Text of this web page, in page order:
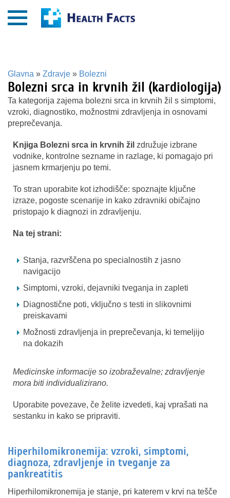
Glavna » Zdravje » Bolezni
Bolezni srca in krvnih žil (kardiologija)
Ta kategorija zajema bolezni srca in krvnih žil s simptomi,
vzroki, diagnostiko, možnostmi zdravljenja in osnovami
preprečevanja.
Knjiga Bolezni srca in krvnih žil združuje izbrane
vodnike, kontrolne sezname in razlage, ki pomagajo pri
jasnem krmarjenju po temi.
To stran uporabite kot izhodišče: spoznajte ključne
izraze, pogoste scenarije in kako zdravniki običajno
pristopajo k diagnozi in zdravljenju.
Na tej strani:
Stanja, razvrščena po specialnostih z jasno
navigacijo
Simptomi, vzroki, dejavniki tveganja in zapleti
Diagnostične poti, vključno s testi in slikovnimi
preiskavami
Možnosti zdravljenja in preprečevanja, ki temeljijo
na dokazih
Medicinske informacije so izobraževalne; zdravljenje
mora biti individualizirano.
Uporabite povezave, če želite izvedeti, kaj vprašati na
sestanku in kako se pripraviti.
Hiperhilomikronemija: vzroki, simptomi,
diagnoza, zdravljenje in tveganje za
pankreatitis
Hiperhilomikronemija je stanje, pri katerem v krvi na tešče